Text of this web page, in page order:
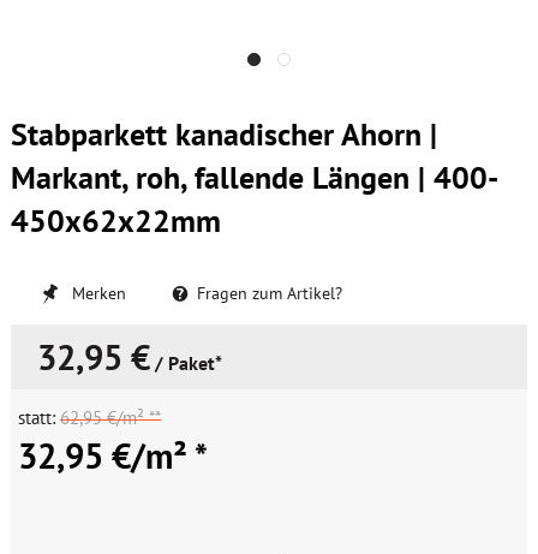
Stabparkett kanadischer Ahorn |
Markant, roh, fallende Längen | 400-
450x62x22mm
Merken Fragen zum Artikel?
32,95 € / Paket*
statt: 62,95 €/m² **
32,95 €/m² *